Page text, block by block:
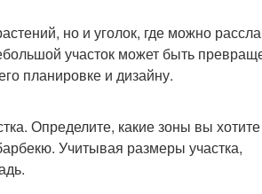
но и уголок, где можно
участок может быть
планировке и дизайну.
Определите, какие зоны вы хотите
Учитывая размеры участка,